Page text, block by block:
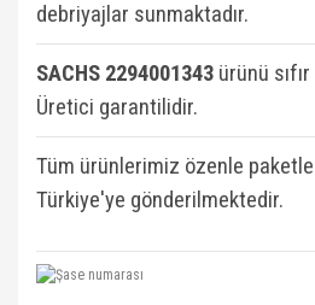
debriyajlar sunmaktadır.
SACHS 2294001343 ürünü
Üretici garantilidir.
Tüm ürünlerimiz özenle
Türkiye'ye gönderilmektedir.